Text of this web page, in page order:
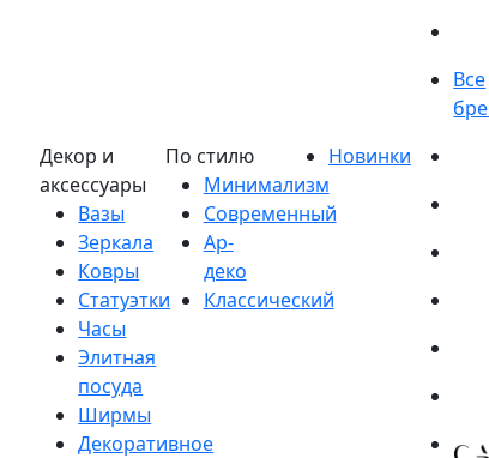
Вазы
Зеркала
Ковры
Статуэтки
Часы
Элитная
посуда
Ширмы
Декоративное